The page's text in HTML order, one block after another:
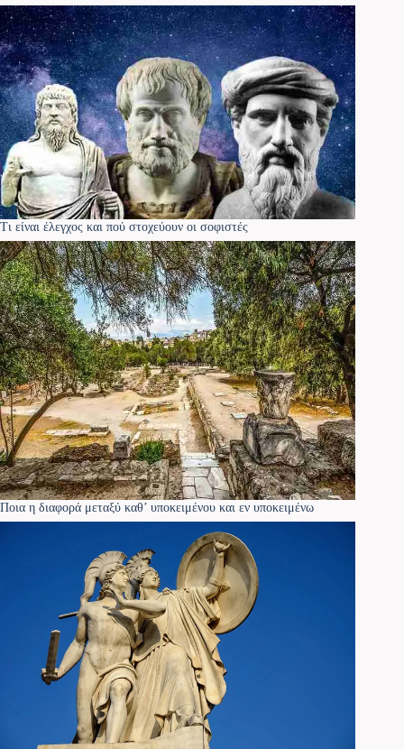
Τι είναι έλεγχος και πού στοχεύουν οι σοφιστές
Ποια η διαφορά μεταξύ καθ’ υποκειμένου και εν υποκειμένω